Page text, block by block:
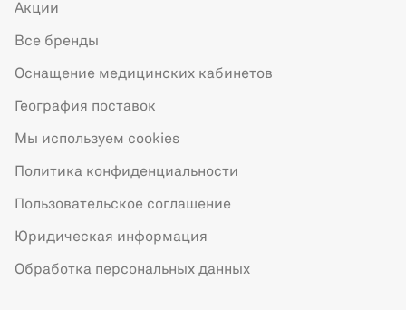
Акции
Все бренды
Оснащение медицинских кабинетов
География поставок
Мы используем cookies
Политика конфиденциальности
Пользовательское соглашение
Юридическая информация
Обработка персональных данных